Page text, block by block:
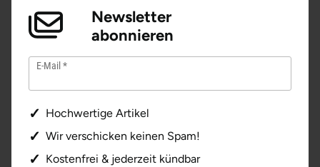
Newsletter
abonnieren
E-Mail
Hochwertige Artikel
Wir verschicken keinen Spam!
Kostenfrei & jederzeit kündbar